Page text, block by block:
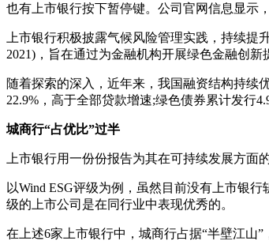
也有上市银行按下暂停键。公司官网信息显示
上市银行积极披露气候风险管理实践，持续
2021)，旨在通过为金融机构开展绿色金融创
随着探索的深入，近年来，我国融资结构持续
22.9%，高于全部贷款增速;绿色债券累计发行
城商行“占优比”过半
上市银行用一份份报告为其在可持续发展方
以Wind ESG评级为例，虽然目前没有上市银
级的上市公司是在同行业中表现优秀的。
在上述6家上市银行中，城商行占据“半壁江山